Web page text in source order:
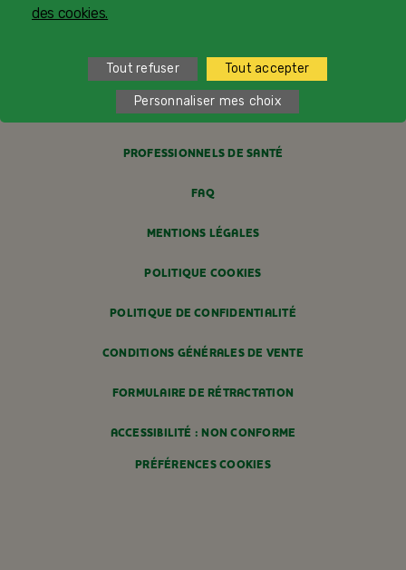
LIVRAISON
PAIEMENT SÉCURISÉ
PROFESSIONNELS DE SANTÉ
FAQ
MENTIONS LÉGALES
POLITIQUE COOKIES
POLITIQUE DE CONFIDENTIALITÉ
CONDITIONS GÉNÉRALES DE VENTE
FORMULAIRE DE RÉTRACTATION
ACCESSIBILITÉ : NON CONFORME
PRÉFÉRENCES COOKIES
des cookies.
Tout refuser Tout accepter
Personnaliser mes choix